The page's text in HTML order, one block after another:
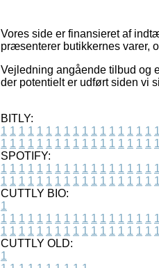
Vores side er finansieret af
præsenterer butikkernes varer,
Vejledning angående tilbud og
der potentielt er udført siden vi
BITLY:
1 1 1 1 1 1 1 1 1 1 1 1 1 1 1 1 1 1
1 1 1 1 1 1 1 1 1 1 1 1 1 1 1 1 1 1
SPOTIFY:
1 1 1 1 1 1 1 1 1 1 1 1 1 1 1 1 1 1
1 1 1 1 1 1 1 1 1 1 1 1 1 1 1 1 1 1
CUTTLY BIO:
1
1 1 1 1 1 1 1 1 1 1 1 1 1 1 1 1 1 1
1 1 1 1 1 1 1 1 1 1 1 1 1 1 1 1 1 1
CUTTLY OLD:
1